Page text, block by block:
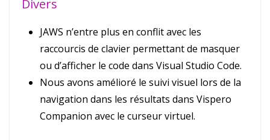
Divers
JAWS n’entre plus en conflit avec les
raccourcis de clavier permettant de masquer
ou d’afficher le code dans Visual Studio Code.
Nous avons amélioré le suivi visuel lors de la
navigation dans les résultats dans Vispero
Companion avec le curseur virtuel.